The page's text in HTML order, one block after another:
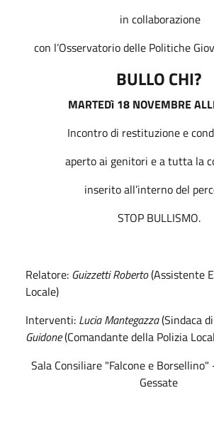
in collaborazione
con l’Osservatorio delle Politiche
BULLO CHI?
MARTEDì 18 NOVEMBRE
Incontro di restituzione e
aperto ai genitori e a tutta la
inserito all’interno del
STOP BULLISMO.
Relatore: Guizzetti Roberto(Assistente
Locale)
Interventi: Lucia Mantegazza(Sindaca
Guidone(Comandante della Polizia
Sala Consiliare "Falcone e
Gessate